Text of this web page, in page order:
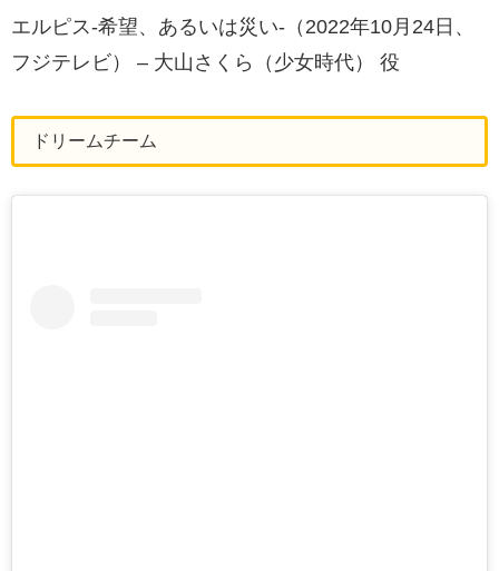
エルピス-希望、あるいは災い-（2022年10月24日、
フジテレビ） – 大山さくら（少女時代） 役
ドリームチーム